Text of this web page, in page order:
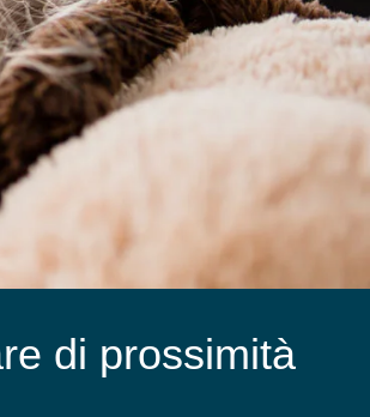
di prossimità